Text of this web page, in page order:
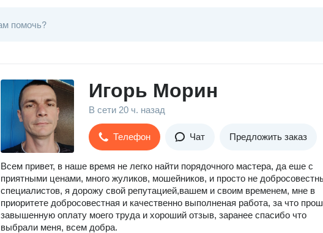
Игорь Морин
В сети 20 ч. назад
Телефон Чат Предложить заказ
Всем привет, в наше время не легко найти порядочного мастера, да еше с
приятными ценами, много жуликов, мошейников, и просто не
специалистов, я дорожу свой репутацией,вашем и своим временем, мне в
приоритете добросовестная и качественно выполненая работа, за что
завышенную оплату моего труда и хороший отзыв, заранее спасибо что
выбрали меня, всем добра.